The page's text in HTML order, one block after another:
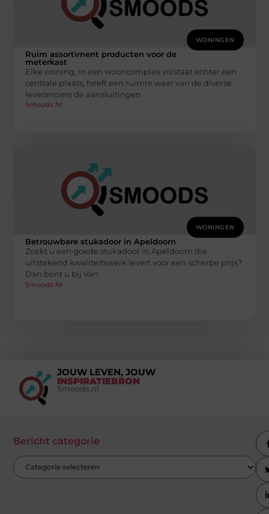
WONINGEN
Ruim assortiment producten voor de
meterkast
Elke woning, in een wooncomplex volstaat echter een
centrale plaats, heeft een ruimte waar van de diverse
leveranciers de aansluitingen
Smoods.nl
WONINGEN
Betrouwbare stukadoor in Apeldoorn
Zoekt u een goede stukadoor in Apeldoorn die
uitstekend kwaliteitswerk levert voor een scherpe prijs?
Dan bent u bij Van
Smoods.nl
JOUW LEVEN, JOUW
INSPIRATIEBRON
Smoods.nl
Bericht categorie